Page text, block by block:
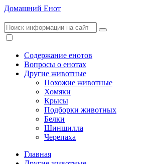
Домашний Енот
Содержание енотов
Вопросы о енотах
Другие животные
Похожие животные
Хомяки
Крысы
Подборки животных
Белки
Шиншилла
Черепаха
Главная